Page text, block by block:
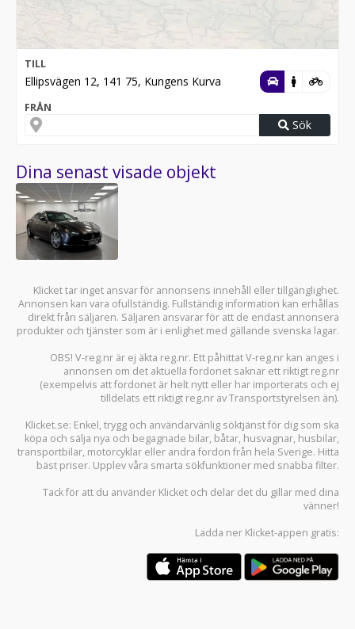
TILL
Ellipsvägen 12, 141 75, Kungens Kurva
FRÅN
Sök
Dina senast visade objekt
Klicket tar inget ansvar för annonsens innehåll eller tillgänglighet.
Annonsen kan vara ofullständig. Fullständig information kan erhållas
direkt från säljaren. Säljaren ansvarar för att de endast annonsera
produkter och tjänster som är i enlighet med gällande svenska lagar.
OBS! V-reg.nr är ej äkta reg.nr. Ett påhittat V-reg.nr kan anges i
annonsen om det aktuella fordonet saknar ett riktigt reg.nr
(exempelvis att fordonet är helt nytt eller har importerats och ej
tilldelats ett riktigt reg.nr av Transportstyrelsen än).
Klicket.se: Enkel, trygg och användarvänlig söktjänst för dig som ska
köpa och sälja nya och begagnade bilar, båtar, husvagnar, husbilar,
transportbilar, motorcyklar eller andra fordon från hela Sverige. Hitta
bäst priser. Upplev våra smarta sökfunktioner med snabba filter.
Tack för att du använder Klicket och delar det du gillar med dina
vänner!
Ladda ner Klicket-appen gratis: